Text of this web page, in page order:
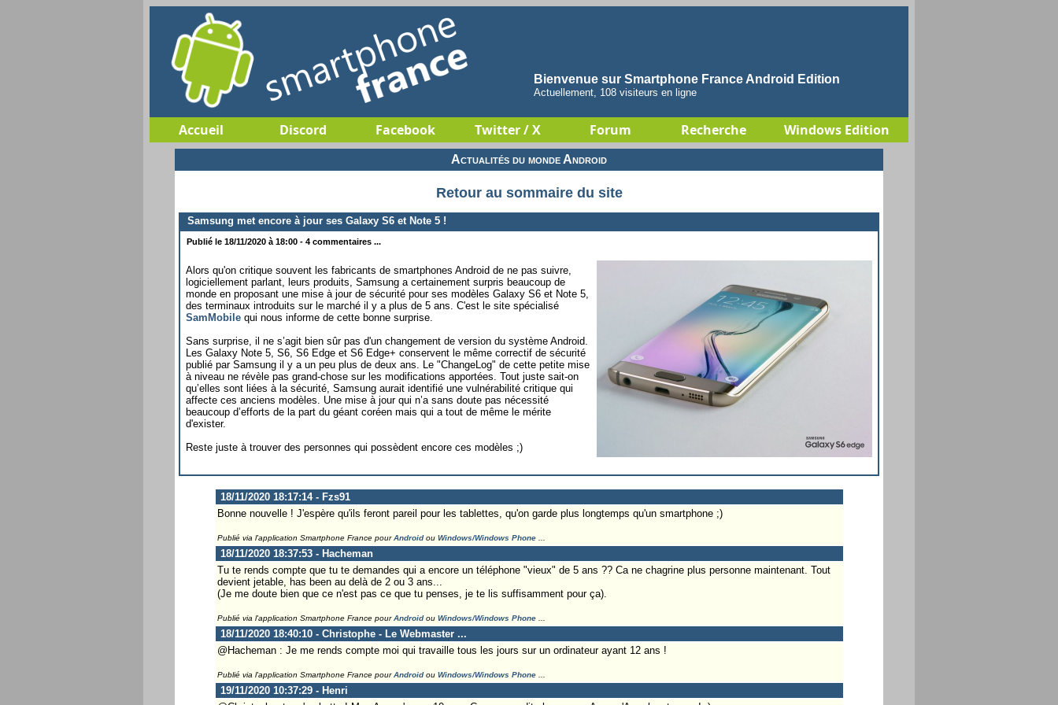
Bienvenue sur Smartphone France Android Edition
Actuellement, 108 visiteurs en ligne
Accueil Discord Facebook Twitter / X Forum Recherche Windows Edition
Actualités du monde Android
Retour au sommaire du site
Samsung met encore à jour ses Galaxy S6 et Note 5 !
Publié le 18/11/2020 à 18:00 - 4 commentaires ...
Alors qu'on critique souvent les fabricants de smartphones Android de ne pas suivre,
logiciellement parlant, leurs produits, Samsung a certainement surpris beaucoup de
monde en proposant une mise à jour de sécurité pour ses modèles Galaxy S6 et Note 5,
des terminaux introduits sur le marché il y a plus de 5 ans. C'est le site spécialisé
SamMobile qui nous informe de cette bonne surprise.
Sans surprise, il ne s’agit bien sûr pas d'un changement de version du système Android.
Les Galaxy Note 5, S6, S6 Edge et S6 Edge+ conservent le même correctif de sécurité
publié par Samsung il y a un peu plus de deux ans. Le "ChangeLog" de cette petite mise
à niveau ne révèle pas grand-chose sur les modifications apportées. Tout juste sait-on
qu’elles sont liées à la sécurité, Samsung aurait identifié une vulnérabilité critique qui
affecte ces anciens modèles. Une mise à jour qui n’a sans doute pas nécessité
beaucoup d’efforts de la part du géant coréen mais qui a tout de même le mérite
d'exister.
Reste juste à trouver des personnes qui possèdent encore ces modèles ;)
18/11/2020 18:17:14 - Fzs91
Bonne nouvelle ! J'espère qu'ils feront pareil pour les tablettes, qu'on garde plus longtemps qu'un smartphone ;)
Publié via l'application Smartphone France pourAndroidou Windows/Windows Phone...
18/11/2020 18:37:53 - Hacheman
Tu te rends compte que tu te demandes qui a encore un téléphone "vieux" de 5 ans ?? Ca ne chagrine plus personne maintenant. Tout
devient jetable, has been au delà de 2 ou 3 ans...
(Je me doute bien que ce n'est pas ce que tu penses, je te lis suffisamment pour ça).
Publié via l'application Smartphone France pourAndroidou Windows/Windows Phone...
18/11/2020 18:40:10 - Christophe - Le Webmaster ...
@Hacheman : Je me rends compte moi qui travaille tous les jours sur un ordinateur ayant 12 ans !
Publié via l'application Smartphone France pourAndroidou Windows/Windows Phone...
19/11/2020 10:37:29 - Henri